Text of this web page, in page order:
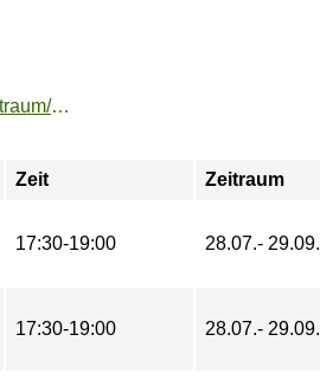
https://buchung.hochschulsport-potsdam.de/angebote/aktueller_zeitraum/_Jugger__OUTDOOR_.html
Zeit Zeitraum
17:30-19:00 28.07.- 29.09.
17:30-19:00 28.07.- 29.09.